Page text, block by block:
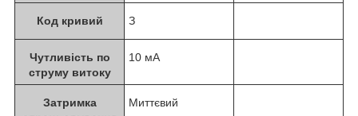
Код кривий З
Чутливість по
струму витоку
10 мА
Затримка
Миттєвий